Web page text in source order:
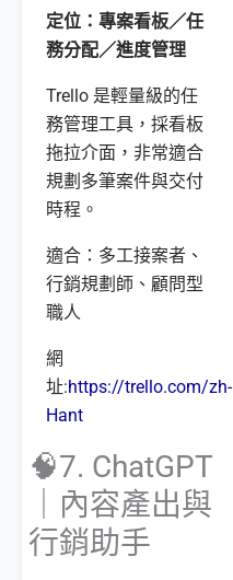
定位：專案看板／任
務分配／進度管理
Trello 是輕量級的任
務管理工具，採看板
拖拉介面，非常適合
規劃多筆案件與交付
時程。
適合：多工接案者、
行銷規劃師、顧問型
職人
網
址:https://trello.com/zh-
Hant
🧠7. ChatGPT
｜內容產出與
行銷助手